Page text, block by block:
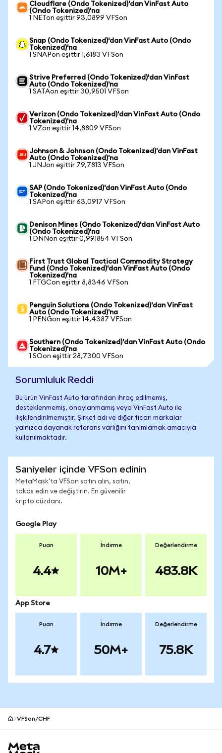
Cloudflare (Ondo Tokenized)'dan VinFast Auto
(Ondo Tokenized)'na
1 NETon eşittir 93,0899 VFSon
Snap (Ondo Tokenized)'dan VinFast Auto (Ondo
Tokenized)'na
1 SNAPon eşittir 1,6183 VFSon
Strive Preferred (Ondo Tokenized)'dan VinFast
Auto (Ondo Tokenized)'na
1 SATAon eşittir 30,9501 VFSon
Verizon (Ondo Tokenized)'dan VinFast Auto (Ondo
Tokenized)'na
1 VZon eşittir 14,8809 VFSon
Johnson & Johnson (Ondo Tokenized)'dan VinFast
Auto (Ondo Tokenized)'na
1 JNJon eşittir 79,7813 VFSon
SAP (Ondo Tokenized)'dan VinFast Auto (Ondo
Tokenized)'na
1 SAPon eşittir 63,0917 VFSon
Denison Mines (Ondo Tokenized)'dan VinFast Auto
(Ondo Tokenized)'na
1 DNNon eşittir 0,991854 VFSon
First Trust Global Tactical Commodity Strategy
Fund (Ondo Tokenized)'dan VinFast Auto (Ondo
Tokenized)'na
1 FTGCon eşittir 8,8346 VFSon
Penguin Solutions (Ondo Tokenized)'dan VinFast
Auto (Ondo Tokenized)'na
1 PENGon eşittir 14,4387 VFSon
Southern (Ondo Tokenized)'dan VinFast Auto (Ondo
Tokenized)'na
1 SOon eşittir 28,7300 VFSon
Sorumluluk Reddi
Bu ürün VinFast Auto tarafından ihraç edilmemiş,
desteklenmemiş, onaylanmamış veya VinFast Auto ile
ilişkilendirilmemiştir. Şirket adı ve diğer ticari markalar
yalnızca dayanak referans varlığını tanımlamak amacıyla
kullanılmaktadır.
Saniyeler içinde VFSon edinin
MetaMask'ta VFSon satın alın, satın,
takas edin ve değiştirin. En güvenilir
kripto cüzdanı.
Google Play
Puan
4.4
İndirme
10M+
Değerlendirme
483.8K
App Store
Puan
4.7
İndirme
50M+
Değerlendirme
75.8K
VFSon/CHF